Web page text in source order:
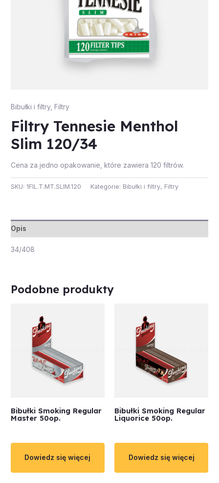
Bibułki i filtry, Filtry
Filtry Tennesie Menthol
Slim 120/34
Cena za jedno opakowanie, które zawiera 120 filtrów.
SKU: 1FIL.T.MT.SLIM.120 Kategorie: Bibułki i filtry, Filtry
Opis
34/408
Podobne produkty
Bibułki Smoking Regular
Master 50op.
Dowiedz się więcej
Bibułki Smoking Regular
Liquorice 50op.
Dowiedz się więcej